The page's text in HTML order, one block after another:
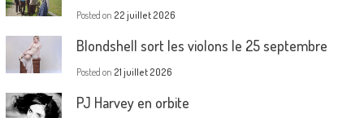
Posted on 22 juillet 2026
Blondshell sort les violons le 25 septembre
Posted on 21 juillet 2026
PJ Harvey en orbite